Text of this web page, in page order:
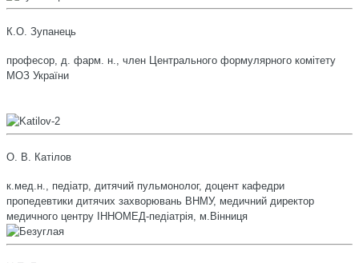
К.О. Зупанець
професор, д. фарм. н., член Центрального формулярного комітету
МОЗ України
О. В. Катілов
к.мед.н., педіатр, дитячий пульмонолог, доцент кафедри
пропедевтики дитячих захворювань ВНМУ, медичний директор
медичного центру ІННОМЕД-педіатрія, м.Вінниця